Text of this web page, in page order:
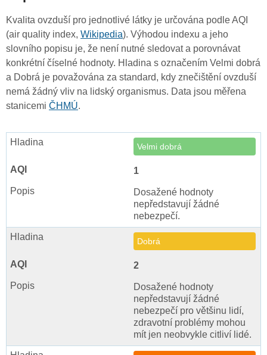
Kvalita ovzduší pro jednotlivé látky je určována podle AQI
(air quality index, Wikipedia). Výhodou indexu a jeho
slovního popisu je, že není nutné sledovat a porovnávat
konkrétní číselné hodnoty. Hladina s označením Velmi dobrá
a Dobrá je považována za standard, kdy znečištění ovzduší
nemá žádný vliv na lidský organismus. Data jsou měřena
stanicemi ČHMÚ.
Velmi dobrá
1
Dosažené hodnoty
nepředstavují žádné
nebezpečí.
Dobrá
2
Dosažené hodnoty
nepředstavují žádné
nebezpečí pro většinu lidí,
zdravotní problémy mohou
mít jen neobvykle citliví lidé.